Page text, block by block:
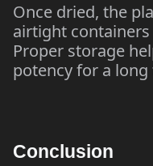
Once dried, the
airtight containers
Proper storage
potency for a long
Conclusion